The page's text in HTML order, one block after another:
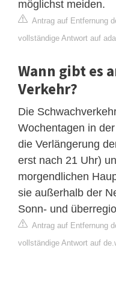
möglichst meiden.
Antrag auf Entfernung
vollständige Antwort auf
Wann gibt es
Verkehr?
Die
Wochentagen in
die Verlängerung
erst nach 21 Uhr)
morgendlichen
sie außerhalb der
Sonn- und
Antrag auf Entfernung
vollständige Antwort auf